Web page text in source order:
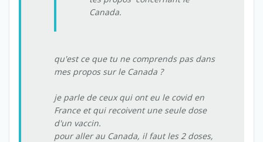
Canada.
qu'est ce que tu ne comprends pas dans
mes propos sur le Canada ?
je parle de ceux qui ont eu le covid en
France et qui recoivent une seule dose
d'un vaccin.
pour aller au Canada, il faut les 2 doses,